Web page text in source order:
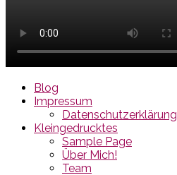
Blog
Impressum
Datenschutzerklärung
Kleingedrucktes
Sample Page
Über Mich!
Team